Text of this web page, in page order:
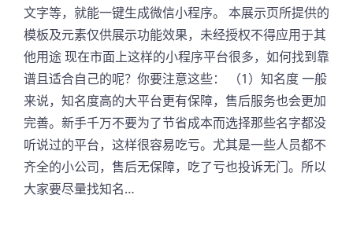
文字等，就能一键生成微信小程序。 本展示页所提供的
模板及元素仅供展示功能效果，未经授权不得应用于其
他用途 现在市面上这样的小程序平台很多，如何找到靠
谱且适合自己的呢？你要注意这些： （1）知名度 一般
来说，知名度高的大平台更有保障，售后服务也会更加
完善。新手千万不要为了节省成本而选择那些名字都没
听说过的平台，这样很容易吃亏。尤其是一些人员都不
齐全的小公司，售后无保障，吃了亏也投诉无门。所以
大家要尽量找知名…